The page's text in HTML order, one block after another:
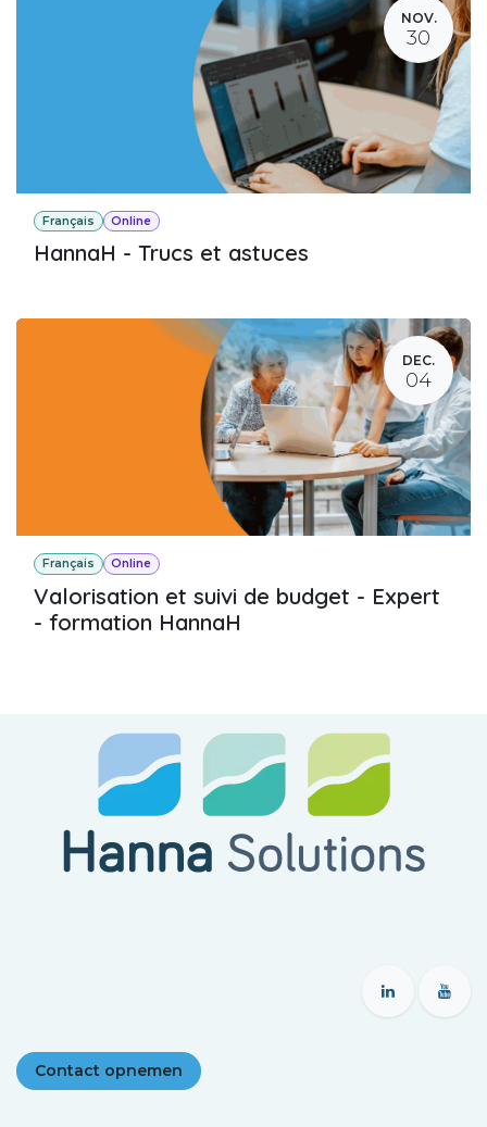
NOV.
30
Français Online
HannaH - Trucs et astuces
DEC.
04
Français Online
Valorisation et suivi de budget - Expert
- formation HannaH
Contact opnemen